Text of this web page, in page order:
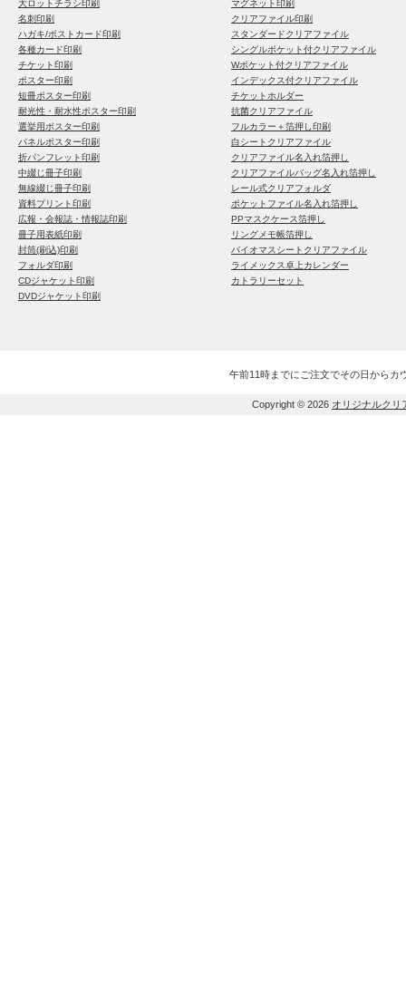
大ロットチラシ印刷
名刺印刷
ハガキ/ポストカード印刷
各種カード印刷
チケット印刷
ポスター印刷
短冊ポスター印刷
耐光性・耐水性ポスター印刷
選挙用ポスター印刷
パネルポスター印刷
折パンフレット印刷
中綴じ冊子印刷
無線綴じ冊子印刷
資料プリント印刷
広報・会報誌・情報誌印刷
冊子用表紙印刷
封筒(刷込)印刷
フォルダ印刷
CDジャケット印刷
DVDジャケット印刷
マグネット印刷
クリアファイル印刷
スタンダードクリアファイル
シングルポケット付クリアファイル
Wポケット付クリアファイル
インデックス付クリアファイル
チケットホルダー
抗菌クリアファイル
フルカラー＋箔押し印刷
白シートクリアファイル
クリアファイル名入れ箔押し
クリアファイルバッグ名入れ箔押し
レール式クリアフォルダ
ポケットファイル名入れ箔押し
PPマスクケース箔押し
リングメモ帳箔押し
バイオマスシートクリアファイル
ライメックス卓上カレンダー
カトラリーセット
午前11時までにご注文でその日からカ
Copyright © 2026 オリジナルクリ